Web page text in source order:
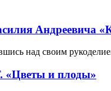
Андреевича
над своим
«Цветы и плоды»